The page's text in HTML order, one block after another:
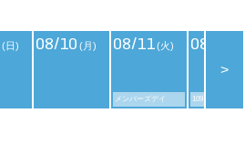
(日) 08/10 (月) 08/11(火)
メンバーズデイ
08/12
109シネマズデ
>